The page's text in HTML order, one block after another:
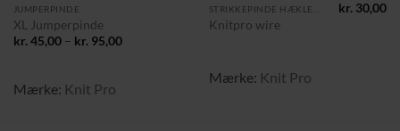
JUMPERPINDE
XL Jumperpinde
kr.45,00 – kr.95,00Prisinterval:
Mærke: Knit Pro
Knitpro wire
kr. 30,00
Mærke: Knit Pro